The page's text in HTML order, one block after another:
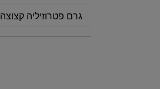
גרם פטרוזיליה קצוצה